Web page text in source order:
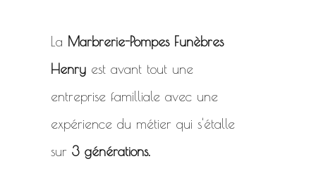
La Marbrerie-Pompes Funèbres
Henry est avant tout une
entreprise familliale avec une
expérience du métier qui s'étalle
sur 3 générations.